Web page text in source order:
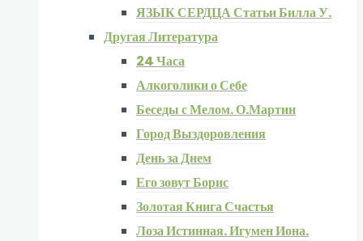
ЯЗЫК СЕРДЦА Статьи Билла У.
Другая Литература
24 Часа
Алкоголики о Себе
Беседы с Мелом. О.Мартин
Город Выздоровления
День за Днем
Его зовут Борис
Золотая Книга Счастья
Лоза Истинная. Игумен Иона.